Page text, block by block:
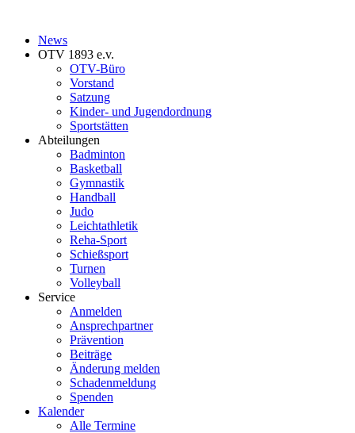
News
OTV 1893 e.v.
OTV-Büro
Vorstand
Satzung
Kinder- und Jugendordnung
Sportstätten
Abteilungen
Badminton
Basketball
Gymnastik
Handball
Judo
Leichtathletik
Reha-Sport
Schießsport
Turnen
Volleyball
Service
Anmelden
Ansprechpartner
Prävention
Beiträge
Änderung melden
Schadenmeldung
Spenden
Kalender
Alle Termine